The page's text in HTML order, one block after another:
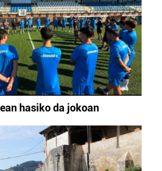
hasiko da jokoan